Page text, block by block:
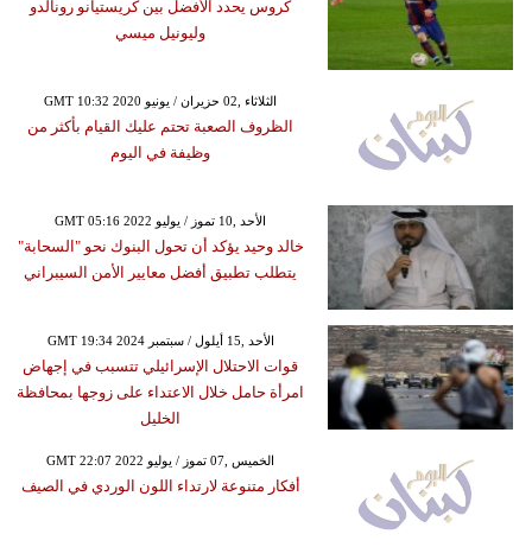
كروس يحدد الأفضل بين كريستيانو رونالدو
وليونيل ميسي
GMT 10:32 2020 الثلاثاء ,02 حزيران / يونيو
الظروف الصعبة تحتم عليك القيام بأكثر من
وظيفة في اليوم
GMT 05:16 2022 الأحد ,10 تموز / يوليو
خالد وحيد يؤكد أن تحول البنوك نحو "السحابة"
يتطلب تطبيق أفضل معايير الأمن السيبراني
GMT 19:34 2024 الأحد ,15 أيلول / سبتمبر
قوات الاحتلال الإسرائيلي تتسبب في إجهاض
امرأة حامل خلال الاعتداء على زوجها بمحافظة
الخليل
GMT 22:07 2022 الخميس ,07 تموز / يوليو
أفكار متنوعة لارتداء اللون الوردي في الصيف